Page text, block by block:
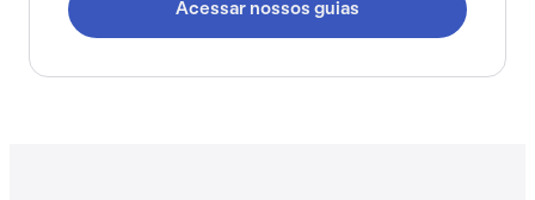
Acessar nossos guias